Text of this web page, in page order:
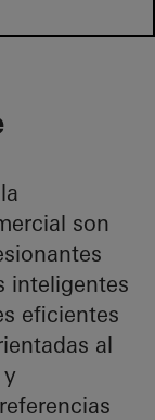
son
inteligentes
eficientes
al